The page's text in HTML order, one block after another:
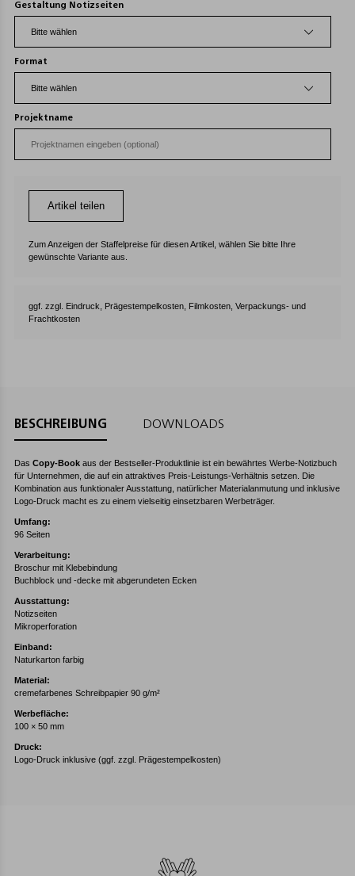
Gestaltung Notizseiten
Format
Projektname
Artikel teilen
Zum Anzeigen der Staffelpreise für diesen Artikel, wählen Sie bitte Ihre
gewünschte Variante aus.
ggf. zzgl. Eindruck, Prägestempelkosten, Filmkosten, Verpackungs- und
Frachtkosten
BESCHREIBUNG DOWNLOADS
Das Copy-Book aus der Bestseller-Produktlinie ist ein bewährtes Werbe-Notizbuch
für Unternehmen, die auf ein attraktives Preis-Leistungs-Verhältnis setzen. Die
Kombination aus funktionaler Ausstattung, natürlicher Materialanmutung und inklusive
Logo-Druck macht es zu einem vielseitig einsetzbaren Werbeträger.
Umfang:
96 Seiten
Verarbeitung:
Broschur mit Klebebindung
Buchblock und -decke mit abgerundeten Ecken
Ausstattung:
Notizseiten
Mikroperforation
Einband:
Naturkarton farbig
Material:
cremefarbenes Schreibpapier 90 g/m²
Werbefläche:
100 × 50 mm
Druck:
Logo-Druck inklusive (ggf. zzgl. Prägestempelkosten)